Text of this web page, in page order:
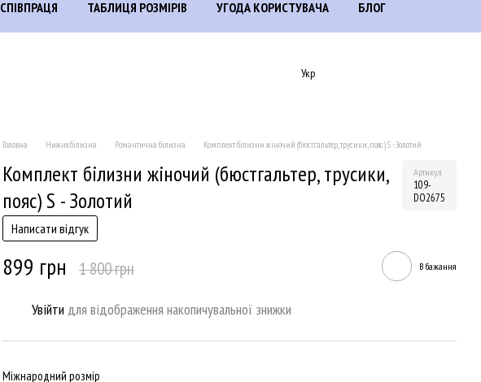
СПІВПРАЦЯ ТАБЛИЦЯ РОЗМІРІВ УГОДА КОРИСТУВАЧА
БЛОГ
Укр
Головна Нижня білизна Романтична білизна Комплект білизни жіночий (бюстгальтер, трусики, пояс) S - Золотий
Комплект білизни жіночий (бюстгальтер, трусики,
пояс) S - Золотий
Артикул
109-
DO2675
Написати відгук
899 грн 1 800 грн В бажання
Увійти для відображення накопичувальної знижки
Міжнародний розмір